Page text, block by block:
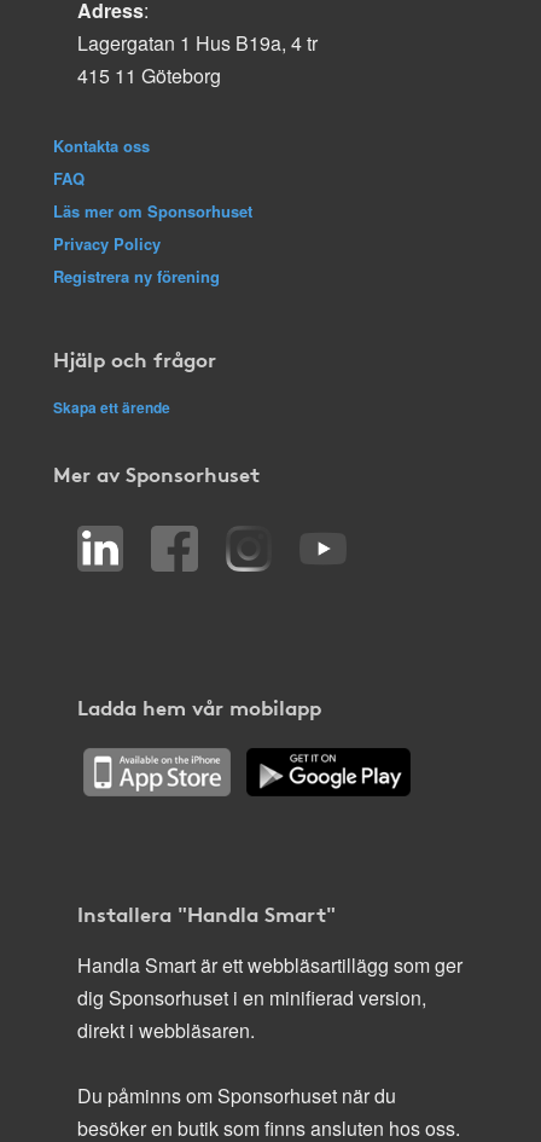
Adress:
Lagergatan 1 Hus B19a, 4 tr
415 11 Göteborg
Kontakta oss
FAQ
Läs mer om Sponsorhuset
Privacy Policy
Registrera ny förening
Hjälp och frågor
Skapa ett ärende
Mer av Sponsorhuset
Ladda hem vår mobilapp
Installera "Handla Smart"
Handla Smart är ett webbläsartillägg som ger
dig Sponsorhuset i en minifierad version,
direkt i webbläsaren.
Du påminns om Sponsorhuset när du
besöker en butik som finns ansluten hos oss.